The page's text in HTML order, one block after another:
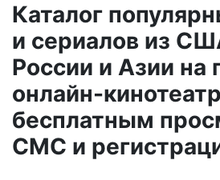
Каталог
и сериалов из
России и Азии на
онлайн-
бесплатным
СМС и